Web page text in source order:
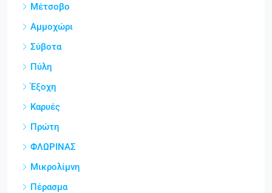
Μέτσοβο
Αμμοχώρι
Σύβοτα
Πύλη
Έξοχη
Καρυές
Πρώτη
ΦΛΩΡΙΝΑΣ
Μικρολίμνη
Πέρασμα